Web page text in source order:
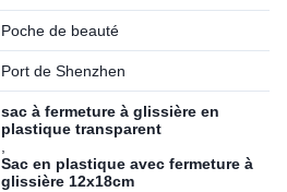
Poche de beauté
Port de Shenzhen
sac à fermeture à glissière en
plastique transparent
Sac en plastique avec fermeture à
glissière 12x18cm